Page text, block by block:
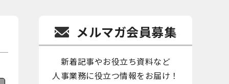
メルマガ会員募集
新着記事やお役立ち資料など
人事業務に役立つ情報をお届け！